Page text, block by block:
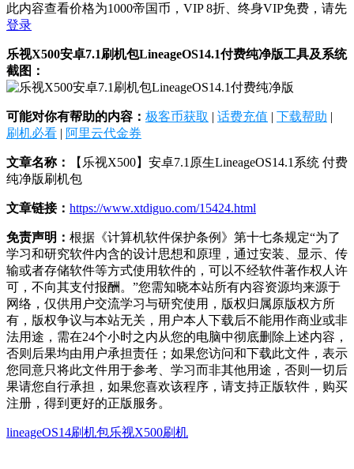
此内容查看价格为1000帝国币，VIP 8折、终身VIP免费，请先
登录
乐视X500安卓7.1刷机包LineageOS14.1付费纯净版工具及系统
截图：
可能对你有帮助的内容： 极客币获取 | 话费充值 | 下载帮助 |
刷机必看 | 阿里云代金券
文章名称：
【乐视X500】安卓7.1原生LineageOS14.1系统 付费
纯净版刷机包
文章链接： https://www.xtdiguo.com/15424.html
免责声明： 根据《计算机软件保护条例》第十七条规定“为了
学习和研究软件内含的设计思想和原理，通过安装、显示、传
输或者存储软件等方式使用软件的，可以不经软件著作权人许
可，不向其支付报酬。”您需知晓本站所有内容资源均来源于
网络，仅供用户交流学习与研究使用，版权归属原版权方所
有，版权争议与本站无关，用户本人下载后不能用作商业或非
法用途，需在24个小时之内从您的电脑中彻底删除上述内容，
否则后果均由用户承担责任；如果您访问和下载此文件，表示
您同意只将此文件用于参考、学习而非其他用途，否则一切后
果请您自行承担，如果您喜欢该程序，请支持正版软件，购买
注册，得到更好的正版服务。
lineageOS14刷机包乐视X500刷机